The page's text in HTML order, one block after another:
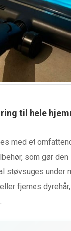
til hele
med et
som gør
støvsuges under
fjernes